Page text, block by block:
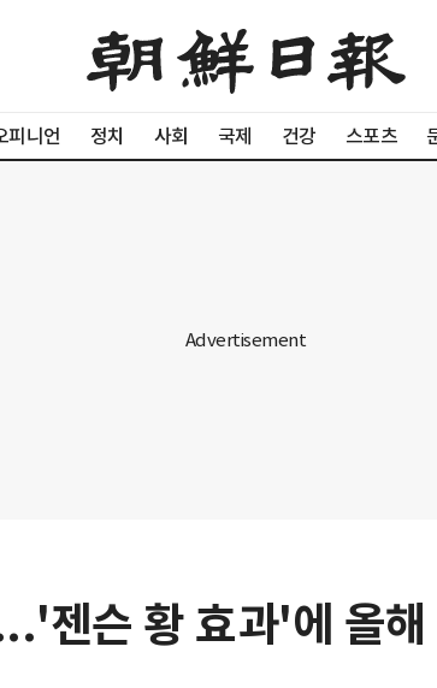
피니언 정치 사회 국제 건강 스포츠
젠슨 황 효과'에 올